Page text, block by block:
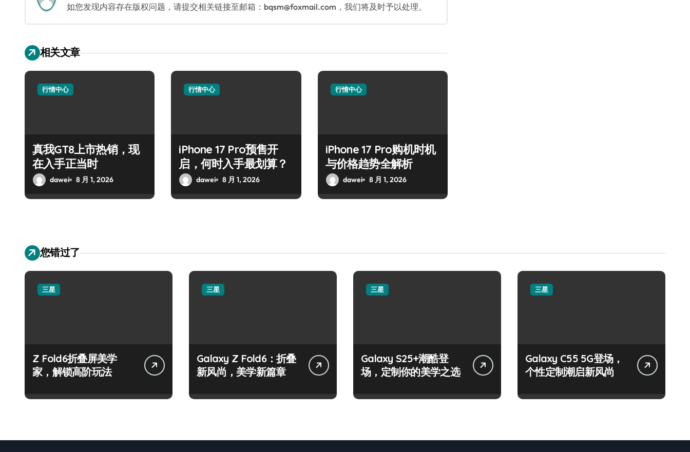
如您发现内容存在版权问题，请提交相关链接至邮箱：bqsm@foxmail.com，我们将及时予以处理。
相关文章
行情中心
真我GT8上市热销，现
在入手正当时
dawei 8 月 1, 2026
行情中心
iPhone 17 Pro预售开
启，何时入手最划算？
dawei 8 月 1, 2026
行情中心
iPhone 17 Pro购机时机
与价格趋势全解析
dawei 8 月 1, 2026
您错过了
三星
Z Fold6折叠屏美学
家，解锁高阶玩法
三星
Galaxy Z Fold6：折叠
新风尚，美学新篇章
三星
Galaxy S25+潮酷登
场，定制你的美学之选
三星
Galaxy C55 5G登场，
个性定制潮启新风尚